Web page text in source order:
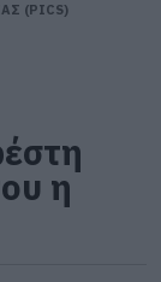
(PICS)
η